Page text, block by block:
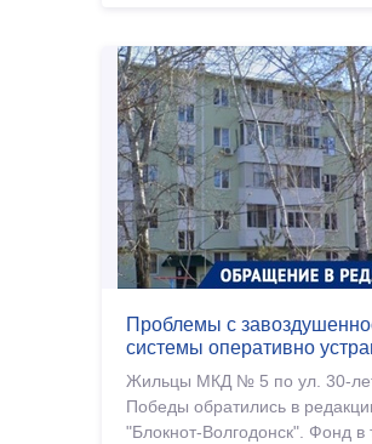
Проблемы с
системы оперативно
Жильцы МКД № 5 по ул. 30-
Победы обратились в
"Блокнот-Волгодонск". Фонд в